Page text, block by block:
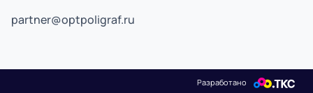
partner@optpoligraf.ru
Разработано